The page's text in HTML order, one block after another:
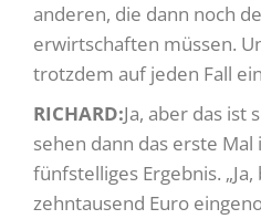
anderen, die dann noch
erwirtschaften müssen.
trotzdem auf jeden Fall
RICHARD:Ja, aber das ist
sehen dann das erste
fünfstelliges Ergebnis.
zehntausend Euro